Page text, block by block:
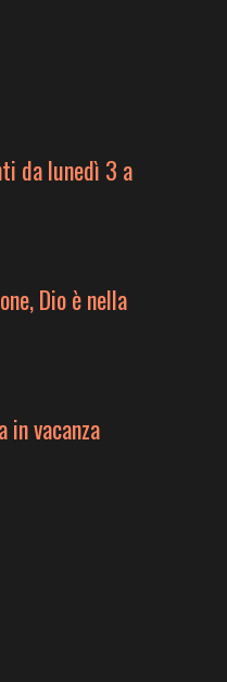
da lunedì 3 a
Dio è nella
in vacanza